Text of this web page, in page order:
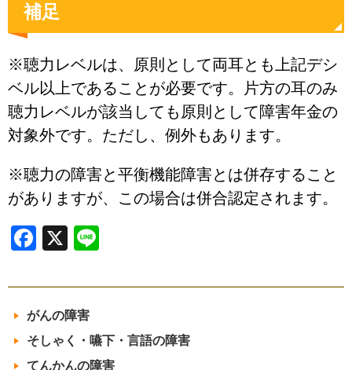
補足
※聴力レベルは、原則として両耳とも上記デシ
ベル以上であることが必要です。片方の耳のみ
聴力レベルが該当しても原則として障害年金の
対象外です。ただし、例外もあります。
※聴力の障害と平衡機能障害とは併存すること
がありますが、この場合は併合認定されます。
Facebook
X
がんの障害
そしゃく・嚥下・言語の障害
てんかんの障害